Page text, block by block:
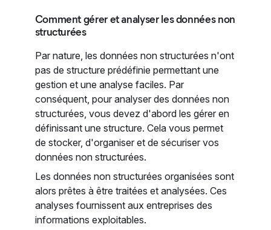
Comment gérer et analyser les données non
structurées
Par nature, les données non structurées n'ont
pas de structure prédéfinie permettant une
gestion et une analyse faciles. Par
conséquent, pour analyser des données non
structurées, vous devez d'abord les gérer en
définissant une structure. Cela vous permet
de stocker, d'organiser et de sécuriser vos
données non structurées.
Les données non structurées organisées sont
alors prêtes à être traitées et analysées. Ces
analyses fournissent aux entreprises des
informations exploitables.